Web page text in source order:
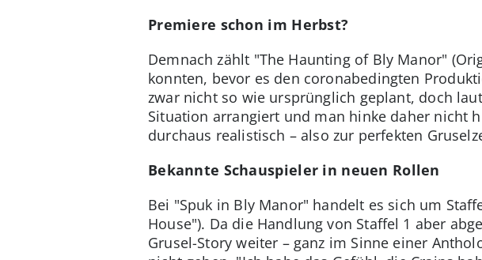
Premiere schon im Herbst?
Demnach zählt "The Haunting of Bly Manor"
konnten, bevor es den coronabedingten
zwar nicht so wie ursprünglich geplant, doch
Situation arrangiert und man hinke daher nicht
durchaus realistisch – also zur perfekten
Bekannte Schauspieler in neuen Rollen
Bei "Spuk in Bly Manor" handelt es sich um
House"). Da die Handlung von Staffel 1 aber
Grusel-Story weiter – ganz im Sinne einer